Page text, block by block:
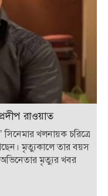
রাওয়াত
সিনেমার খলনায়ক চরিত্রে
মৃত্যুকালে তার বয়স
মৃত্যুর খবর